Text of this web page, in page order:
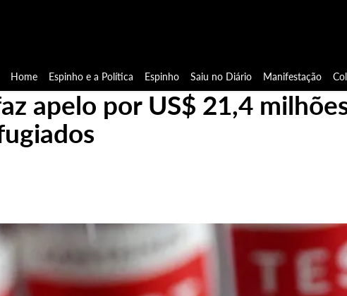
Home Espinho e a Política Espinho Saiu no Diário Manifestação
apelo por US$ 21,4